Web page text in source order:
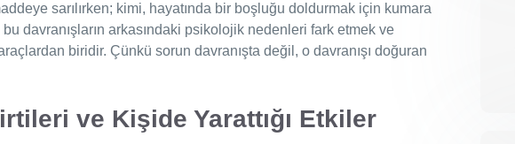
sarılırken; kimi, hayatında bir boşluğu doldurmak için kumara
davranışların arkasındaki psikolojik nedenleri fark etmek ve
biridir. Çünkü sorun davranışta değil, o davranışı doğuran
ve Kişide Yarattığı Etkiler